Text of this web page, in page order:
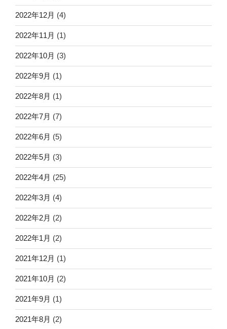
2022年12月 (4)
2022年11月 (1)
2022年10月 (3)
2022年9月 (1)
2022年8月 (1)
2022年7月 (7)
2022年6月 (5)
2022年5月 (3)
2022年4月 (25)
2022年3月 (4)
2022年2月 (2)
2022年1月 (2)
2021年12月 (1)
2021年10月 (2)
2021年9月 (1)
2021年8月 (2)